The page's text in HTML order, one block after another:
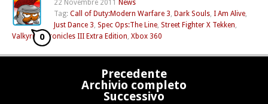
22 Novembre 2011
News
Tag: Call of Duty:Modern Warfare 3, Dark Souls, I Am Alive,
Just Dance 3, Spec Ops:The Line, Street Fighter X Tekken,
Valkyria Chronicles III Extra Edition, Xbox 360
0
Precedente
Archivio completo
Successivo